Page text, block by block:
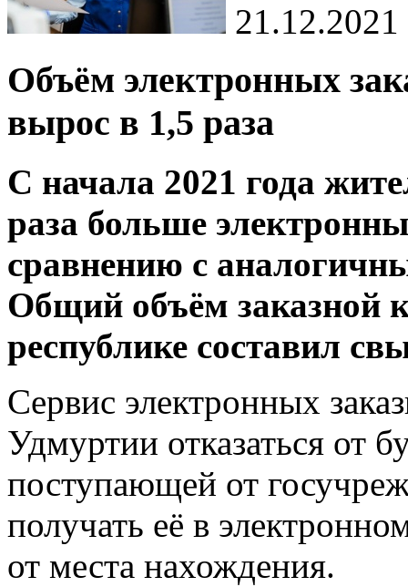
21.12.2021
Объём электронных
вырос в 1,5 раза
С начала 2021 года
раза больше
сравнению с
Общий объём заказной
республике составил
Сервис электронных
Удмуртии отказаться от
поступающей от
получать её в
от места нахождения.